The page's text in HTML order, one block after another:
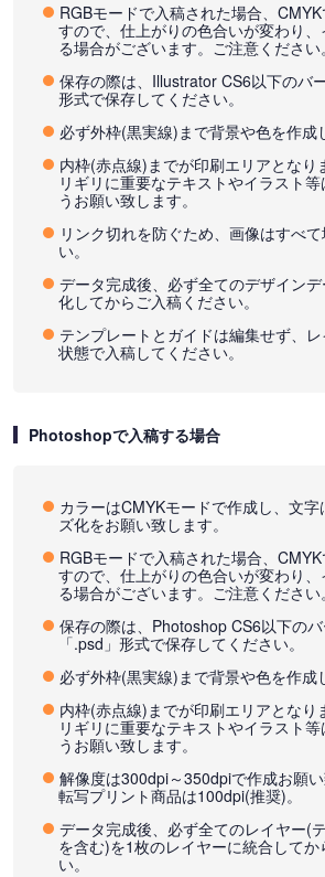
RGBモードで入稿された場合、
すので、仕上がりの色合いが変わり
る場合がございます。ご注意ください。
保存の際は、Illustrator CS6以下のバ
形式で保存してください。
必ず外枠(黒実線)まで背景や色を作成
内枠(赤点線)までが印刷エリアとなり
リギリに重要なテキストやイラスト
うお願い致します。
リンク切れを防ぐため、画像はすべ
い。
データ完成後、必ず全てのデザイン
化してからご入稿ください。
テンプレートとガイドは編集せず、
状態で入稿してください。
Photoshopで入稿する場合
カラーはCMYKモードで作成し、文字
ズ化をお願い致します。
RGBモードで入稿された場合、
すので、仕上がりの色合いが変わり
る場合がございます。ご注意ください。
保存の際は、Photoshop CS6以下の
「.psd」形式で保存してください。
必ず外枠(黒実線)まで背景や色を作成
内枠(赤点線)までが印刷エリアとなり
リギリに重要なテキストやイラスト
うお願い致します。
解像度は300dpi～350dpiで作成お願
転写プリント商品は100dpi(推奨)。
データ完成後、必ず全てのレイヤー(
を含む)を1枚のレイヤーに統合してか
い。